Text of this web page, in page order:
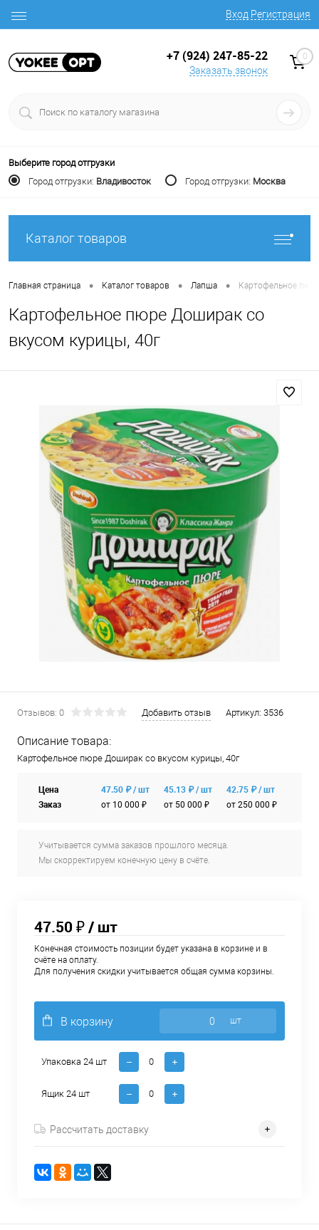
Вход Регистрация
+7 (924) 247-85-22
Заказать звонок
0
Выберите город отгрузки
Город отгрузки: Владивосток Город отгрузки: Москва
Каталог товаров
Главная страница • Каталог товаров • Лапша • Картофельное
Картофельное пюре Доширак со
вкусом курицы, 40г
Отзывов: 0 Добавить отзыв Артикул: 3536
Описание товара:
Картофельное пюре Доширак со вкусом курицы, 40г
Цена
Заказ
47.50 ₽ / шт
от 10 000 ₽
45.13 ₽ / шт
от 50 000 ₽
42.75 ₽ / шт
от 250 000 ₽
Учитывается сумма заказов прошлого месяца.
Мы скорректируем конечную цену в счёте.
47.50 ₽/ шт
Конечная стоимость позиции будет указана в корзине и в
счёте на оплату.
Для получения скидки учитывается общая сумма корзины.
В корзину шт
Упаковка 24 шт
Ящик 24 шт
Рассчитать доставку